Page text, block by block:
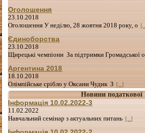
Оголошення
23.10.2018
Оголошення У неділю, 28 жовтня 2018 року, о
Єдиноборства
23.10.2018
Щирецькі чемпіони За підтримки Громадської
Аргентина 2018
18.10.2018
Олімпійське срібло у Оксани Чудик З [...]
Новини податкової
Інформація 10.02.2022-3
11.02.2022
Навчальний семінар з актуальних питань [...]